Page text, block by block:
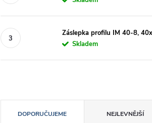
Záslepka profilu IM 40-8,
Skladem
DOPORUČUJEME NEJLEVNĚJŠÍ